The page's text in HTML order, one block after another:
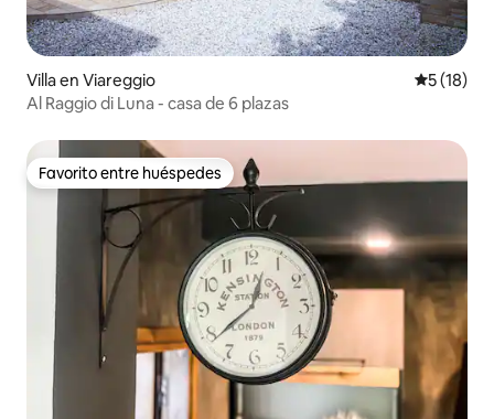
Villa en Viareggio
5 (18)
Al Raggio di Luna - casa de 6 plazas
Favorito entre huéspedes
Favorito entre huéspedes